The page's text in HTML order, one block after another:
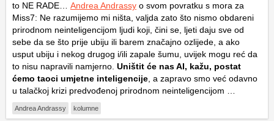
to NE RADE… Andrea Andrassy o svom povratku s mora za
Miss7: Ne razumijemo mi ništa, valjda zato što nismo obdareni
prirodnom neinteligencijom ljudi koji, čini se, ljeti daju sve od
sebe da se što prije ubiju ili barem značajno ozlijede, a ako
usput ubiju i nekog drugog i/ili zapale šumu, uvijek mogu reć da
to nisu napravili namjerno. Uništit će nas AI, kažu, postat
ćemo taoci umjetne inteligencije , a zapravo smo već odavno
u talačkoj krizi predvođenoj prirodnom neinteligencijom …
Andrea Andrassy kolumne